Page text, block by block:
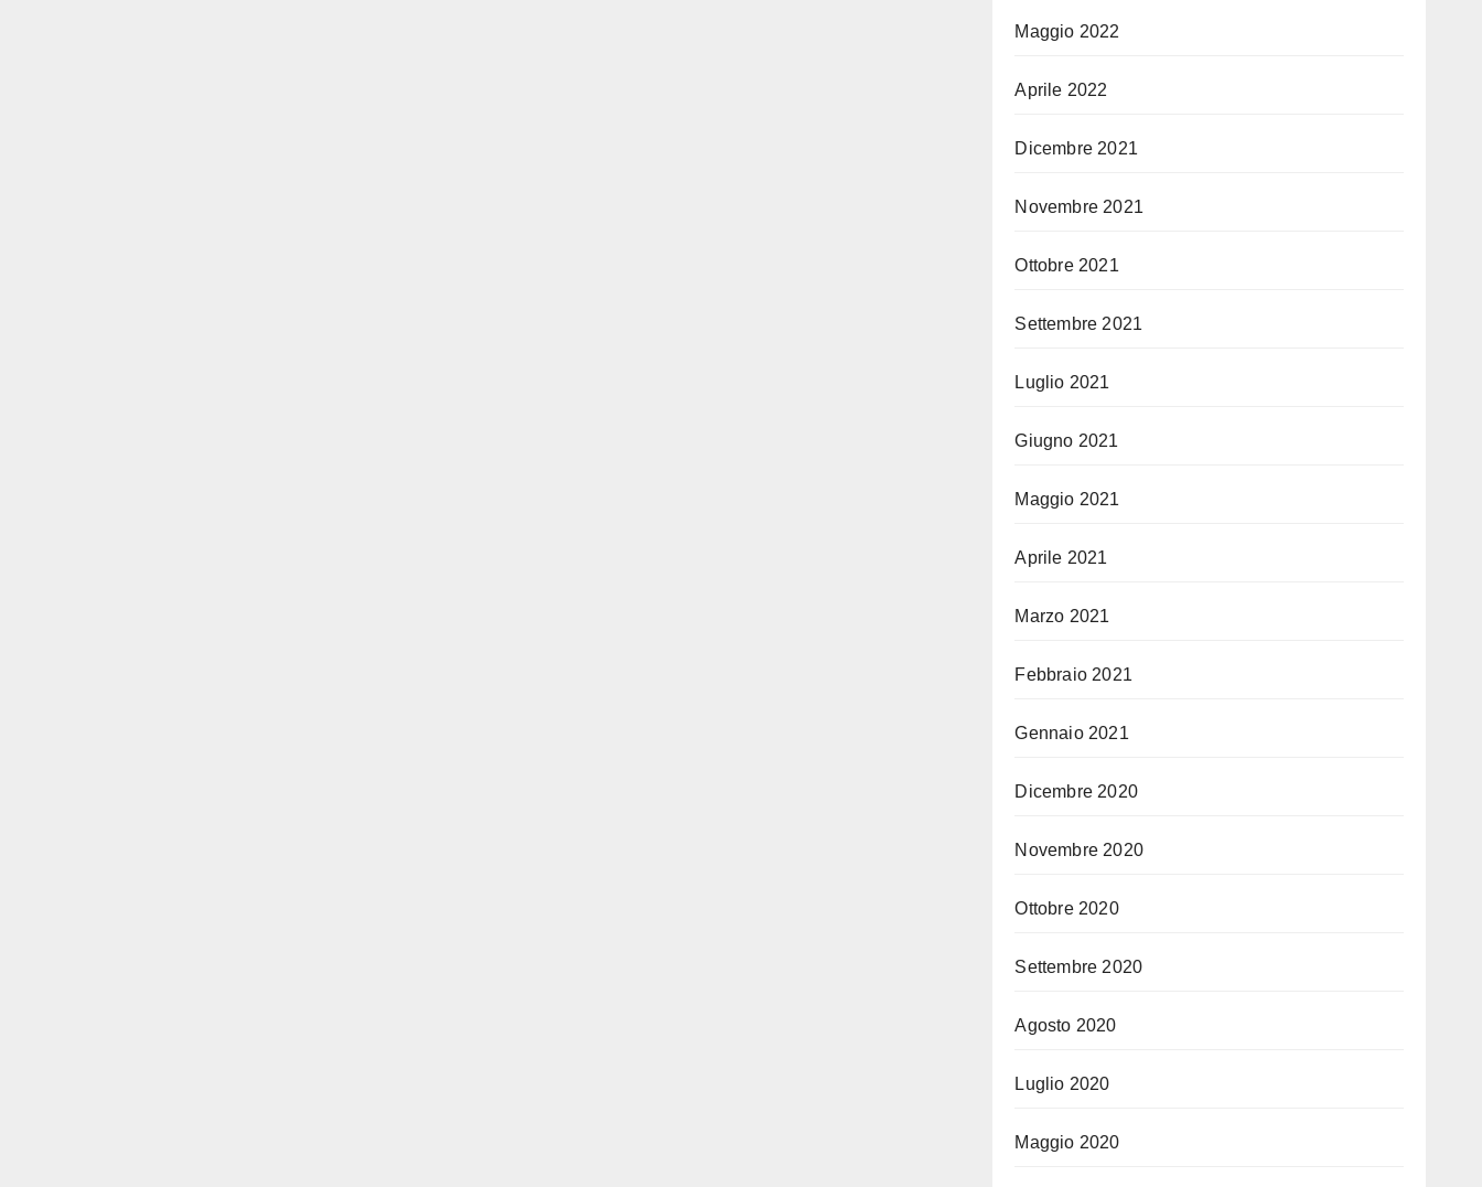
Maggio 2022
Aprile 2022
Dicembre 2021
Novembre 2021
Ottobre 2021
Settembre 2021
Luglio 2021
Giugno 2021
Maggio 2021
Aprile 2021
Marzo 2021
Febbraio 2021
Gennaio 2021
Dicembre 2020
Novembre 2020
Ottobre 2020
Settembre 2020
Agosto 2020
Luglio 2020
Maggio 2020